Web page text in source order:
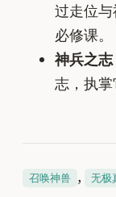
过走位
必修课。
神兵之志
志，执掌
召唤神兽 , 无极